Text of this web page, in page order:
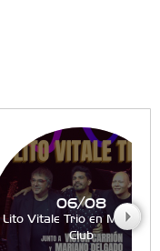
06/08
Lito Vitale Trio en Muddy´s
Club